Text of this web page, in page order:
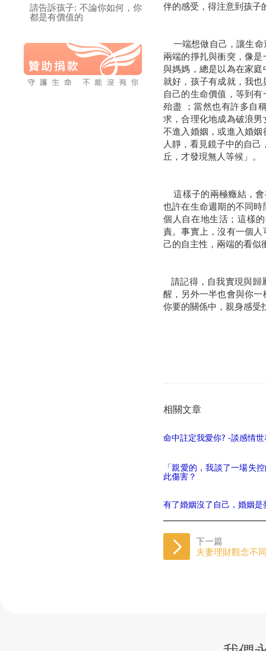
請告訴孩子: 不論你如何，你
都是有價值的
伴的感受，得注意到孩子
一端想做自己，讓生命
兩端的掙扎與衝突，像
與媽媽，總是以為在家
就好，孩子有成就，我
自己的生命價值，等到
殆盡 ；當然也有許多自
求，合理化地成為破浪
不進入婚姻，或進入婚
人靜，看見鏡子中的自
丘，才發現無人等候」。
這樣子的兩極癥結，會
也許在生命週期的不同
個人自在地生活；這樣
責。事實上，沒有一個
己的自主性，兩端的看似
請記得，自我實現與歸
醒，另外一半也會與你
你要的關係中，親身感受
相關文章
命中註定我愛你? -談感情
「親愛的，我談了一場失
此傷害？
有了婚姻沒了自己，婚姻是
下一篇
夫妻理財觀念不